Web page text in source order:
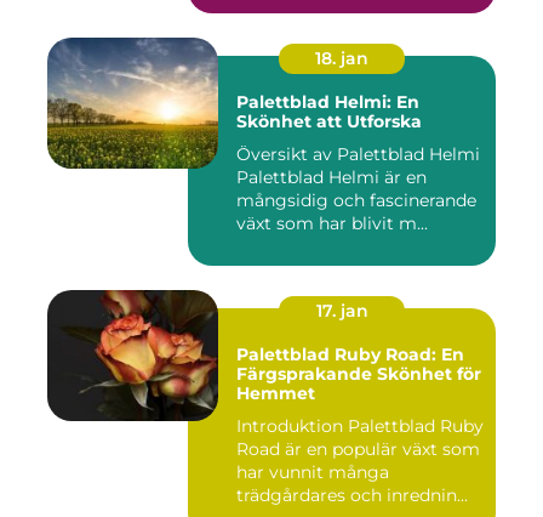
18. jan
Palettblad Helmi: En
Skönhet att Utforska
Översikt av Palettblad Helmi
Palettblad Helmi är en
mångsidig och fascinerande
växt som har blivit m...
17. jan
Palettblad Ruby Road: En
Färgsprakande Skönhet för
Hemmet
Introduktion Palettblad Ruby
Road är en populär växt som
har vunnit många
trädgårdares och inrednin...